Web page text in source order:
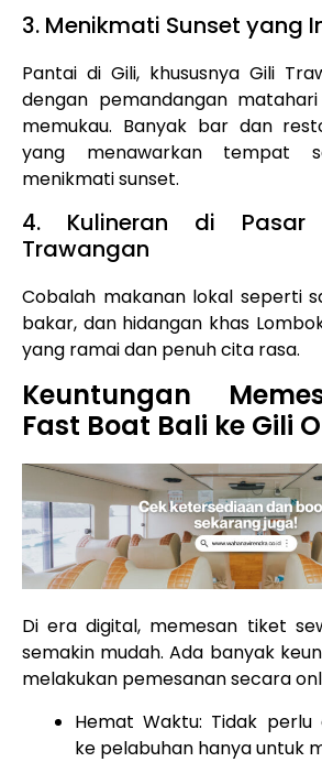
3. Menikmati Sunset yang
Pantai di Gili, khususnya Gili
dengan pemandangan
memukau. Banyak bar dan
yang menawarkan tempat
menikmati sunset.
4. Kulineran di
Trawangan
Cobalah makanan lokal seperti
bakar, dan hidangan khas
yang ramai dan penuh cita rasa.
Keuntungan
Fast Boat Bali ke Gili
Di era digital, memesan tiket
semakin mudah. Ada banyak
melakukan pemesanan secara
Hemat Waktu: Tidak perlu
ke pelabuhan hanya untuk